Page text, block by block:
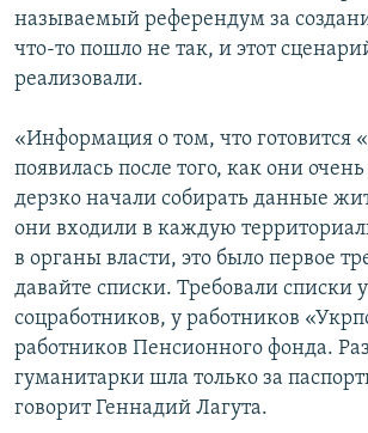
называемый референдум за
что-то пошло не так, и этот
реализовали.
«Информация о том, что готовится
появилась после того, как они
дерзко начали собирать данные
они входили в каждую
в органы власти, это было первое
давайте списки. Требовали списки у
соцработников, у работников
работников Пенсионного фонда.
гуманитарки шла только за
говорит Геннадий Лагута.